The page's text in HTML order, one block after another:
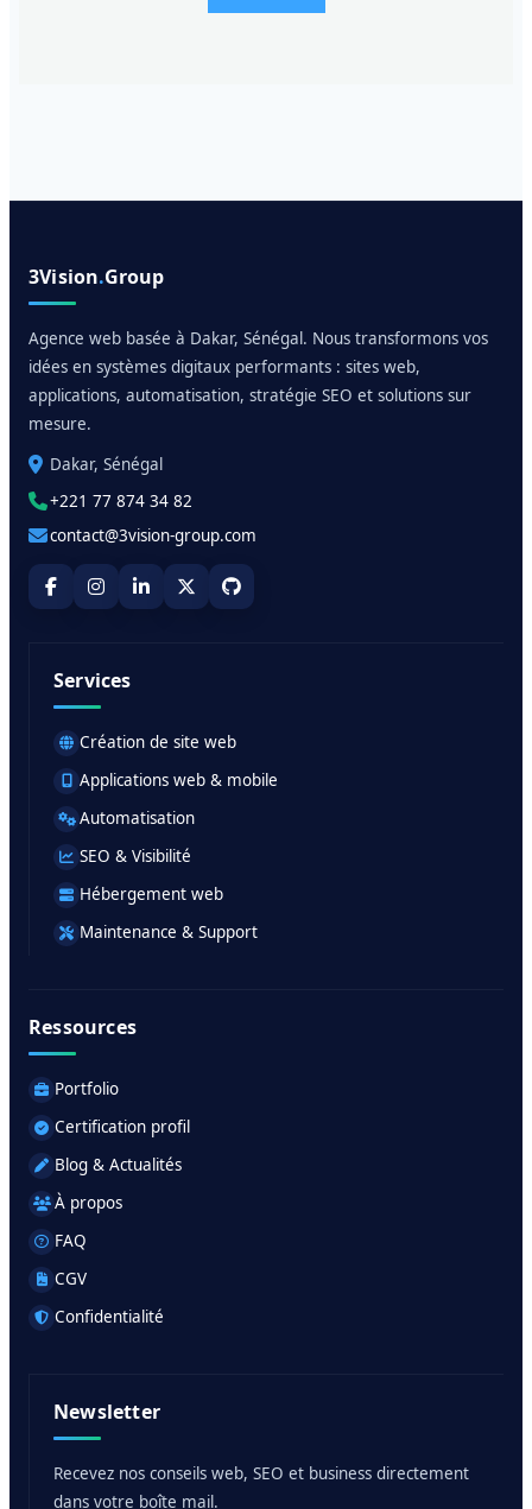
3Vision.Group
Agence web basée à Dakar, Sénégal. Nous transformons vos
idées en systèmes digitaux performants : sites web,
applications, automatisation, stratégie SEO et solutions sur
mesure.
Dakar, Sénégal
+221 77 874 34 82
contact@3vision-group.com
Services
Création de site web
Applications web & mobile
Automatisation
SEO & Visibilité
Hébergement web
Maintenance & Support
Ressources
Portfolio
Certification profil
Blog & Actualités
À propos
FAQ
CGV
Confidentialité
Newsletter
Recevez nos conseils web, SEO et business directement
dans votre boîte mail.